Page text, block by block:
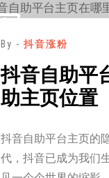
By -抖音涨粉
抖音自助平
助主页位置
抖音自助平台主页的
代，抖音已成为我们